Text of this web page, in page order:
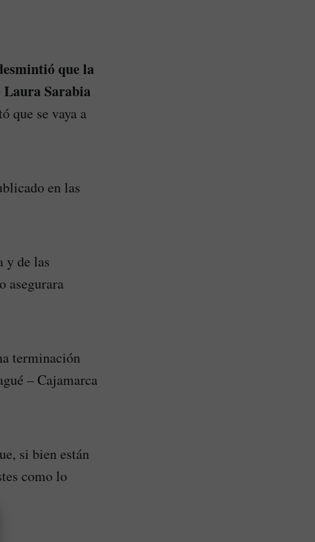
que la
Laura Sarabia
que se vaya a
en las
y de las
asegurara
terminación
– Cajamarca
si bien están
como lo